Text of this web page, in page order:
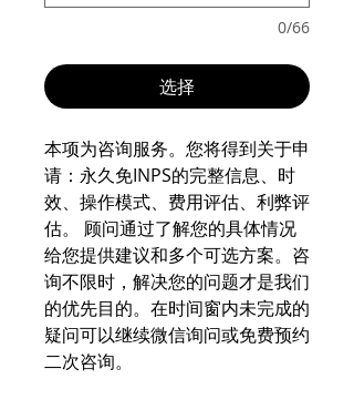
0/66
选择
本项为咨询服务。您将得到关于申
请：永久免INPS的完整信息、时
效、操作模式、费用评估、利弊评
估。 顾问通过了解您的具体情况
给您提供建议和多个可选方案。咨
询不限时，解决您的问题才是我们
的优先目的。在时间窗内未完成的
疑问可以继续微信询问或免费预约
二次咨询。